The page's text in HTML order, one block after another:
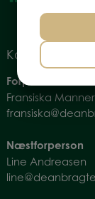
Kontakt os
Forperson
Fransiska
Næstforperson
Line Andreasen